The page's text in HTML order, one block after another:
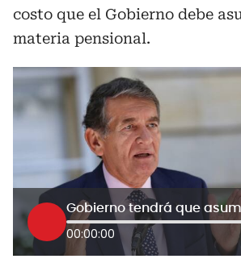
costo que el Gobierno debe
materia pensional.
00:00:00